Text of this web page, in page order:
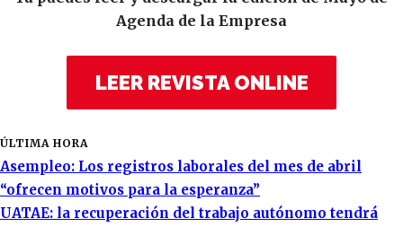
Agenda de la Empresa
LEER REVISTA ONLINE
ÚLTIMA HORA
Asempleo: Los registros laborales del mes de abril
“ofrecen motivos para la esperanza”
UATAE: la recuperación del trabajo autónomo tendrá